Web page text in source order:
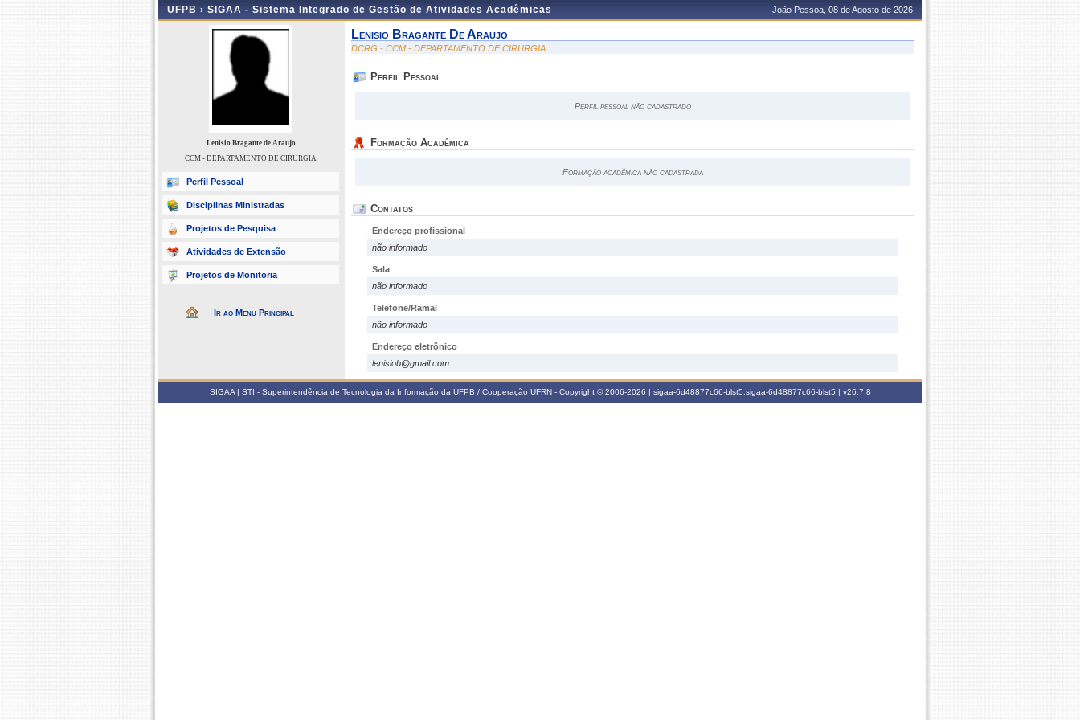
UFPB › SIGAA - Sistema Integrado de Gestão de Atividades Acadêmicas João Pessoa, 08 de Agosto de 2026
Lenisio Bragante de Araujo
CCM - DEPARTAMENTO DE CIRURGIA
Perfil Pessoal
Disciplinas Ministradas
Projetos de Pesquisa
Atividades de Extensão
Projetos de Monitoria
Ir ao Menu Principal
Lenisio Bragante De Araujo
DCRG - CCM - DEPARTAMENTO DE CIRURGIA
Perfil Pessoal
Perfil pessoal não cadastrado
Formação Acadêmica
Formação acadêmica não cadastrada
Contatos
Endereço profissional
não informado
Sala
não informado
Telefone/Ramal
não informado
Endereço eletrônico
lenisiob@gmail.com
SIGAA | STI - Superintendência de Tecnologia da Informação da UFPB / Cooperação UFRN - Copyright © 2006-2026 | sigaa-6d48877c66-blst5.sigaa-6d48877c66-blst5 | v26.7.8